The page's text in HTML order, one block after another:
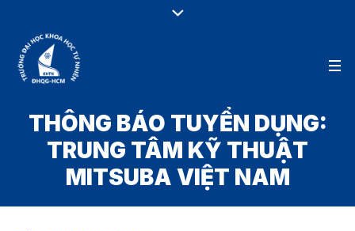
THÔNG BÁO TUYỂN DỤNG:
TRUNG TÂM KỸ THUẬT
MITSUBA VIỆT NAM